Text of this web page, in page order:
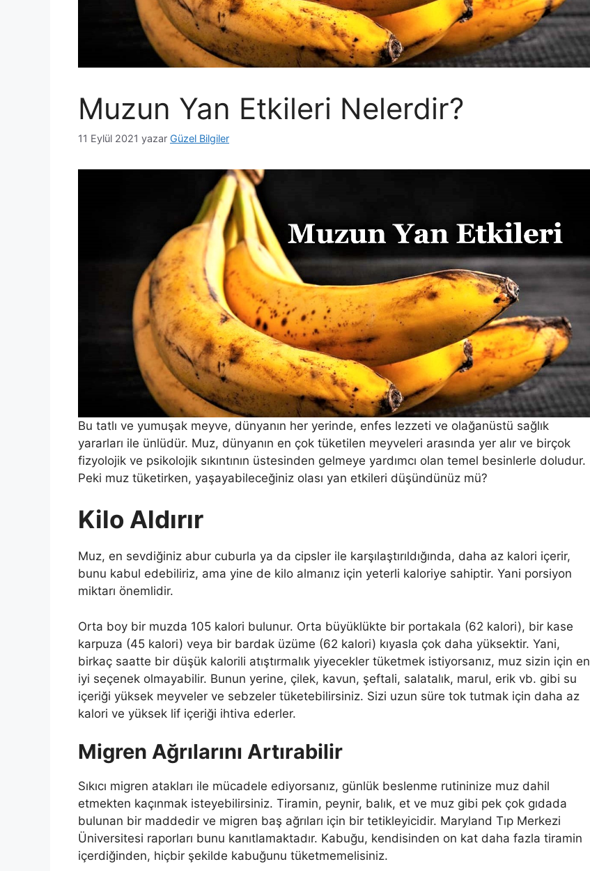
Muzun Yan Etkileri Nelerdir?
11 Eylül 2021 yazar Güzel Bilgiler
Bu tatlı ve yumuşak meyve, dünyanın her yerinde, enfes lezzeti ve olağanüstü sağlık
yararları ile ünlüdür. Muz, dünyanın en çok tüketilen meyveleri arasında yer alır ve birçok
fizyolojik ve psikolojik sıkıntının üstesinden gelmeye yardımcı olan temel besinlerle doludur.
Peki muz tüketirken, yaşayabileceğiniz olası yan etkileri düşündünüz mü?
Kilo Aldırır
Muz, en sevdiğiniz abur cuburla ya da cipsler ile karşılaştırıldığında, daha az kalori içerir,
bunu kabul edebiliriz, ama yine de kilo almanız için yeterli kaloriye sahiptir. Yani porsiyon
miktarı önemlidir.
Orta boy bir muzda 105 kalori bulunur. Orta büyüklükte bir portakala (62 kalori), bir kase
karpuza (45 kalori) veya bir bardak üzüme (62 kalori) kıyasla çok daha yüksektir. Yani,
birkaç saatte bir düşük kalorili atıştırmalık yiyecekler tüketmek istiyorsanız, muz sizin için en
iyi seçenek olmayabilir. Bunun yerine, çilek, kavun, şeftali, salatalık, marul, erik vb. gibi su
içeriği yüksek meyveler ve sebzeler tüketebilirsiniz. Sizi uzun süre tok tutmak için daha az
kalori ve yüksek lif içeriği ihtiva ederler.
Migren Ağrılarını Artırabilir
Sıkıcı migren atakları ile mücadele ediyorsanız, günlük beslenme rutininize muz dahil
etmekten kaçınmak isteyebilirsiniz. Tiramin, peynir, balık, et ve muz gibi pek çok gıdada
bulunan bir maddedir ve migren baş ağrıları için bir tetikleyicidir. Maryland Tıp Merkezi
Üniversitesi raporları bunu kanıtlamaktadır. Kabuğu, kendisinden on kat daha fazla tiramin
içerdiğinden, hiçbir şekilde kabuğunu tüketmemelisiniz.